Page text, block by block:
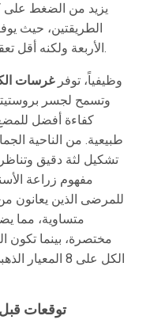
الطريقتين، حيث
الأربعة ولكنه أقل تعقيداً جراحياً من نموذج الثمان غرسات.
وظيفياً، توفرغرسات الكل
وتسمح لجسر
كفاءة أفضل
طبيعية. من الناحية
تشكيل لثة دقيق
للمرضى الذين يعانون
متساوية، مما
الكل على 8
توقعات